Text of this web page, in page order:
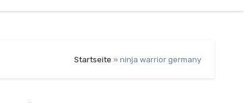
Startseite » ninja warrior germany